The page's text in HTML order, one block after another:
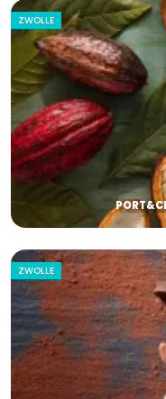
ZWOLLE
ZWOLLE